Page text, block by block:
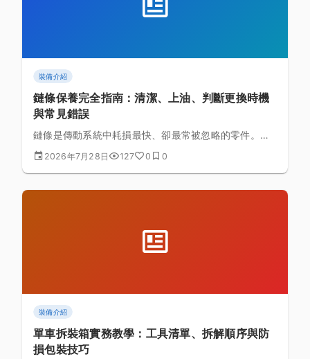
裝備介紹
鏈條保養完全指南：清潔、上油、判斷更換時機
與常見錯誤
鏈條是傳動系統中耗損最快、卻最常被忽略的零件。這
篇整理清潔上油的正確流程、鏈條伸長的判斷方式、常
見的保養錯誤，幫你用最低成本延長鏈條與變速系統的
2026年7月28日 127 0 0
裝備介紹
單車拆裝箱實務教學：工具清單、拆解順序與防
損包裝技巧